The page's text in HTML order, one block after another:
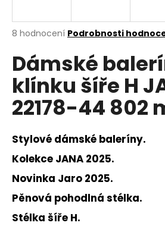
Průměrné
produktu
je
3,1
5
hvězdiček.
8 hodnocení Podrobnosti
Dámské
klínku šíře H
22178-44 802
Stylové dámské baleríny.
Kolekce JANA 2025.
Novinka Jaro 2025.
Pěnová pohodlná stélka.
Stélka šíře H.
j
t
?
HLEDAT
o
p